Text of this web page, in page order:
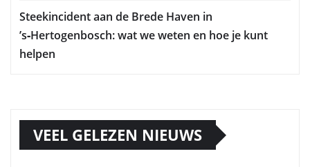
Steekincident aan de Brede Haven in
’s‑Hertogenbosch: wat we weten en hoe je kunt
helpen
VEEL GELEZEN NIEUWS